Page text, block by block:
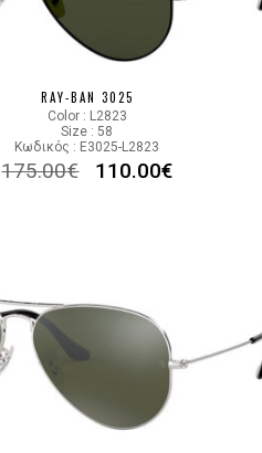
RAY-BAN 3025
Color : L2823
Size : 58
Κωδικός : E3025-L2823
175.00€ 110.00€